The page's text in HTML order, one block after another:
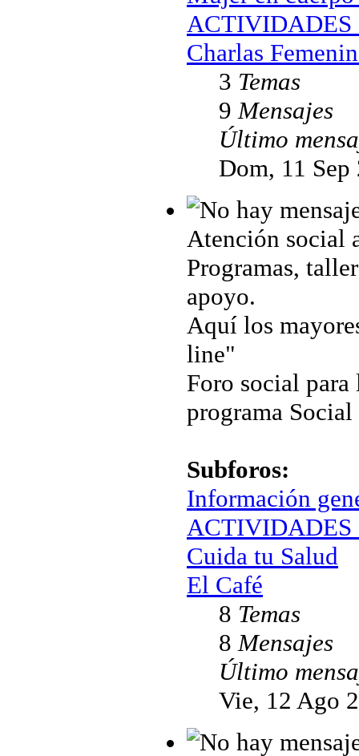
ACTIVIDADES
Charlas
3 Temas
9Mensajes
Último
Dom, 11
Atención social
Programas,
apoyo.
Aquí los
line"
Foro social
programa
Subforos:
Información
ACTIVIDADES
Cuida tu Salud
El Café
8 Temas
8Mensajes
Último
Vie, 12 Ago